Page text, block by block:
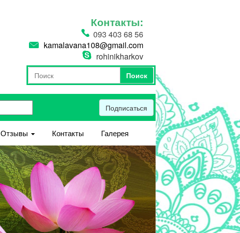
Контакты:
093 403 68 56
kamalavana108@gmail.com
rohinikharkov
Форма поиска
Поиск
Поиск
Подписаться
Отзывы Контакты Галерея